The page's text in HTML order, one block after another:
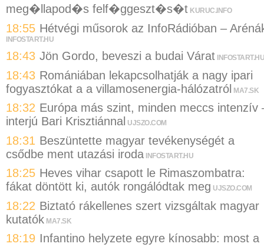
meg�llapod�s felf�ggeszt�s�t KURUC.INFO
18:55 Hétvégi műsorok az InfoRádióban –
INFOSTART.HU
18:43 Jön Gordo, beveszi a budai Várat INFOSTART.HU
18:43 Romániában lekapcsolhatják a nagy ipari
fogyasztókat a a villamosenergia-hálózatról MA7.SK
18:32 Európa más szint, minden meccs intenzív
interjú Bari Krisztiánnal UJSZO.COM
18:31 Beszüntette magyar tevékenységét a
csődbe ment utazási iroda INFOSTART.HU
18:25 Heves vihar csapott le Rimaszombatra:
fákat döntött ki, autók rongálódtak meg UJSZO.COM
18:22 Biztató rákellenes szert vizsgáltak magyar
kutatók MA7.SK
18:19 Infantino helyzete egyre kínosabb: most a